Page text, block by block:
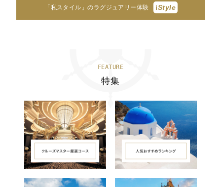
「私スタイル」のラグジュアリー体験 iStyle
FEATURE
特集